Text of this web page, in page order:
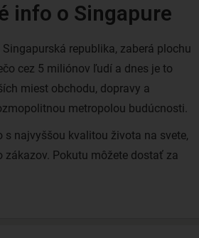
info o Singapure
republika, zaberá plochu
cez 5 miliónov ľudí a dnes je to
miest obchodu, dopravy a
metropolou budúcnosti.
s najvyššou kvalitou života na svete,
zákazov. Pokutu môžete dostať za